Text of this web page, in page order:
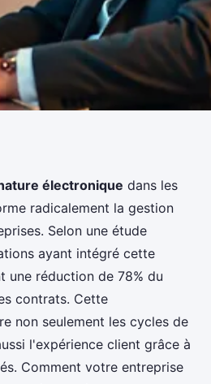
révolutionnez
•7 min de lecture
électronique dans les
radicalement la gestion
Selon une étude
ayant intégré cette
une réduction de 78% du
contrats. Cette
non seulement les cycles de
l'expérience client grâce à
Comment votre entreprise